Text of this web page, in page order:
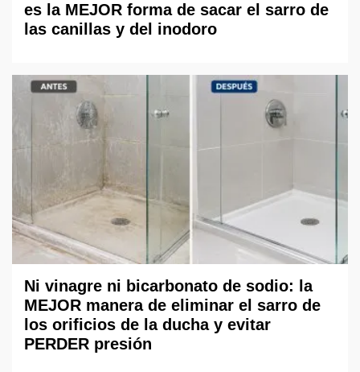
es la MEJOR forma de sacar el sarro de
las canillas y del inodoro
Ni vinagre ni bicarbonato de sodio: la
MEJOR manera de eliminar el sarro de
los orificios de la ducha y evitar
PERDER presión